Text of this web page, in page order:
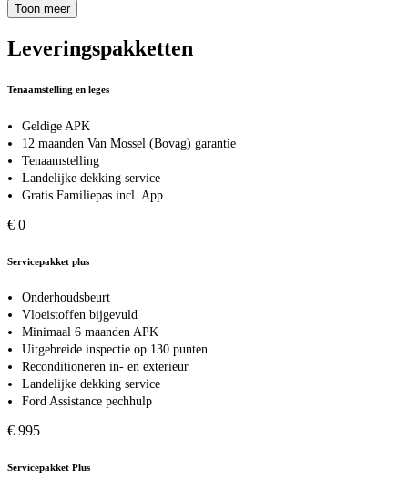
Toon meer
Leveringspakketten
Tenaamstelling en leges
Geldige APK
12 maanden Van Mossel (Bovag) garantie
Tenaamstelling
Landelijke dekking service
Gratis Familiepas incl. App
€ 0
Servicepakket plus
Onderhoudsbeurt
Vloeistoffen bijgevuld
Minimaal 6 maanden APK
Uitgebreide inspectie op 130 punten
Reconditioneren in- en exterieur
Landelijke dekking service
Ford Assistance pechhulp
€ 995
Servicepakket Plus